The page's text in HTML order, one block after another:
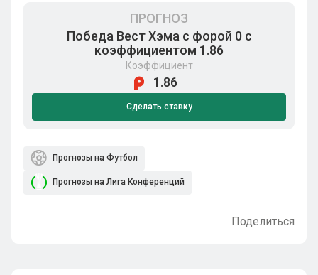
ПРОГНОЗ
Победа Вест Хэма с форой 0 с
коэффициентом 1.86
Коэффициент
1.86
Сделать ставку
Прогнозы на Футбол
Прогнозы на Лига Конференций
Поделиться